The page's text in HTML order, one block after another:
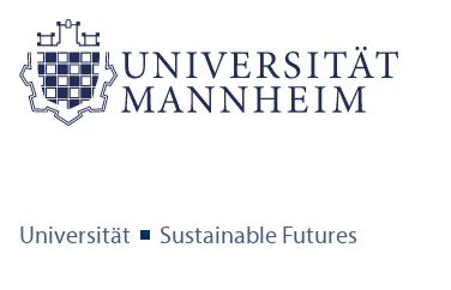
Universität Sustainable Futures